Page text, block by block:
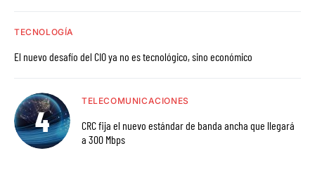
TECNOLOGÍA
El nuevo desafío del CIO ya no es tecnológico, sino económico
TELECOMUNICACIONES
CRC fija el nuevo estándar de banda ancha que llegará
a 300 Mbps